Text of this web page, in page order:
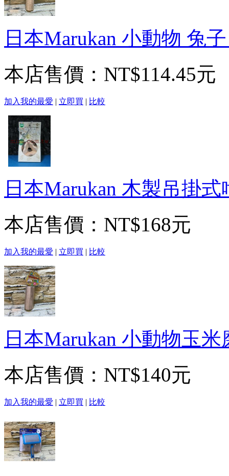
日本Marukan 小動物 兔
本店售價： NT$114.45元
加入我的最愛 | 立即買 | 比較
日本Marukan 木製吊掛
本店售價： NT$168元
加入我的最愛 | 立即買 | 比較
日本Marukan 小動物玉
本店售價： NT$140元
加入我的最愛 | 立即買 | 比較